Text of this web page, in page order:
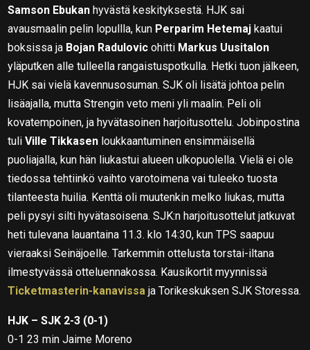
Samson Ebukan hyvästä keskityksestä. HJK sai
avausmaalin pelin lopullla, kun Perparim Hetemaj kaatui
boksissa ja Bojan Radulovic ohitti Markus Uusitalon
yläputken alle tulleella rangaistuspotkulla. Hetki tuon jälkeen,
HJK sai vielä kavennusosuman. SJK oli lisätä johtoa pelin
lisäajalla, mutta Strengin veto meni yli maalin. Peli oli
kovatempoinen, ja hyvätasoinen harjoitusottelu. Jobinpostina
tuliVille Tikkasen loukkaantuminen ensimmäisellä
puoliajalla, kun hän liukastui alueen ulkopuolella. Vielä ei ole
tiedossa tehtiinkö vaihto varotoimena vai tuleeko tuosta
tilanteesta huilia. Kenttä oli muutenkin melko liukas, mutta
peli pysyi silti hyvätasoisena. SJK:n harjoitusottelut jatkuvat
heti tulevana lauantaina 11.3. klo 14:30, kun TPS saapuu
vieraaksi Seinäjoelle. Tarkemmin ottelusta torstai-iltana
ilmestyvässä otteluennakossa. Kausikortit myynnissä
Ticketmasterin-kanavissa ja Torikeskuksen SJK Storessa.
HJK – SJK 2-3 (0-1)
0-1 23 min Jaime Moreno